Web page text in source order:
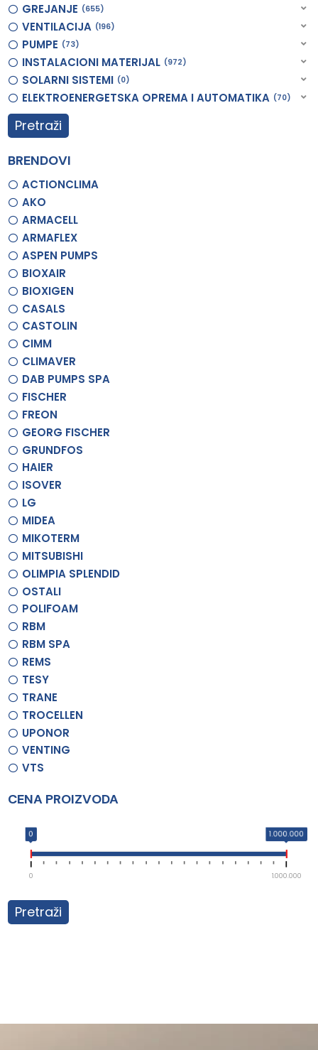
GREJANJE 655
VENTILACIJA 196
PUMPE 73
INSTALACIONI MATERIJAL 972
SOLARNI SISTEMI 0
ELEKTROENERGETSKA OPREMA I AUTOMATIKA 70
Pretraži
BRENDOVI
ACTIONCLIMA
AKO
ARMACELL
ARMAFLEX
ASPEN PUMPS
BIOXAIR
BIOXIGEN
CASALS
CASTOLIN
CIMM
CLIMAVER
DAB PUMPS SPA
FISCHER
FREON
GEORG FISCHER
GRUNDFOS
HAIER
ISOVER
LG
MIDEA
MIKOTERM
MITSUBISHI
OLIMPIA SPLENDID
OSTALI
POLIFOAM
RBM
RBM SPA
REMS
TESY
TRANE
TROCELLEN
UPONOR
VENTING
VTS
CENA PROIZVODA
0 1.000.000
0 1.000.000
Pretraži